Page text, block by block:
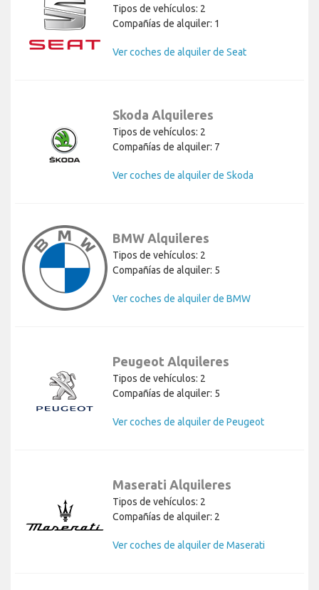
Tipos de vehículos: 2
Compañías de alquiler: 1
Ver coches de alquiler de Seat
Skoda Alquileres
Tipos de vehículos: 2
Compañías de alquiler: 7
Ver coches de alquiler de Skoda
BMW Alquileres
Tipos de vehículos: 2
Compañías de alquiler: 5
Ver coches de alquiler de BMW
Peugeot Alquileres
Tipos de vehículos: 2
Compañías de alquiler: 5
Ver coches de alquiler de Peugeot
Maserati Alquileres
Tipos de vehículos: 2
Compañías de alquiler: 2
Ver coches de alquiler de Maserati